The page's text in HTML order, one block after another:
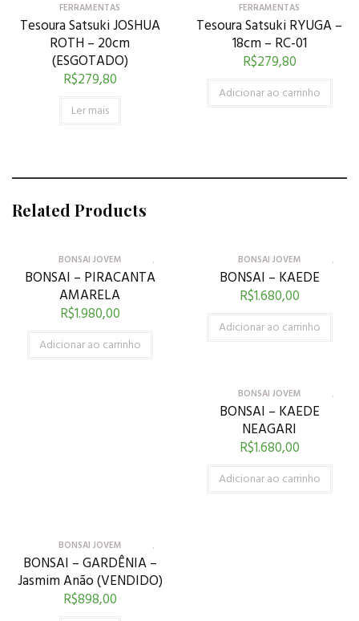
FERRAMENTAS
Tesoura Satsuki JOSHUA
ROTH – 20cm
(ESGOTADO)
R$279,80
Ler mais
FERRAMENTAS
Tesoura Satsuki RYUGA –
18cm – RC-01
R$279,80
Adicionar ao carrinho
Related Products
BONSAI JOVEM
BONSAI – PIRACANTA
AMARELA
R$1.980,00
Adicionar ao carrinho
BONSAI JOVEM
BONSAI – KAEDE
R$1.680,00
Adicionar ao carrinho
BONSAI JOVEM
BONSAI – KAEDE
NEAGARI
R$1.680,00
Adicionar ao carrinho
BONSAI JOVEM
BONSAI – GARDÊNIA –
Jasmim Anão (VENDIDO)
R$898,00